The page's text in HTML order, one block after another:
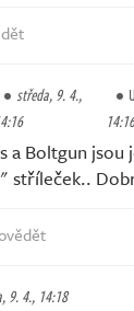
středa, 9. 4.,
14:16
a Boltgun jsou
stříleček..
9. 4., 14:18